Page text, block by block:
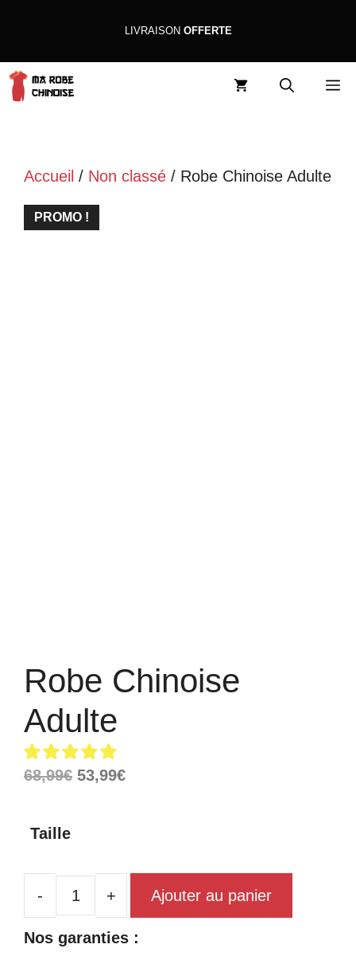
contenu
LIVRAISON OFFERTE
Accueil / Non classé / Robe Chinoise Adulte
PROMO !
Robe Chinoise
Adulte
68,99€ Le
68,99€.
53,99€Le
53,99€.
Taille
quantité
de
Ajouter au panier
Nos garanties :